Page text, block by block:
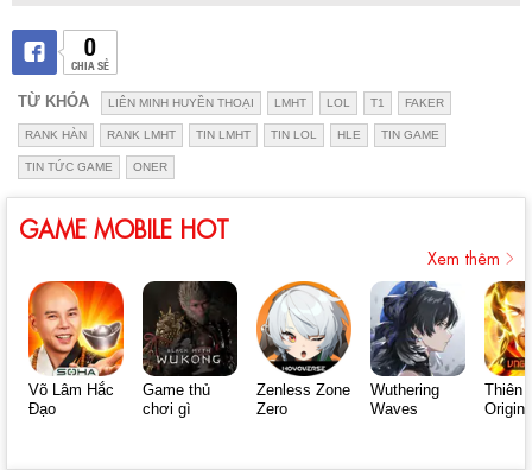
0
CHIA SẺ
TỪ KHÓA LIÊN MINH HUYỀN THOẠI LMHT LOL T1 FAKER
RANK HÀN RANK LMHT TIN LMHT TIN LOL HLE TIN GAME
TIN TỨC GAME ONER
GAME MOBILE HOT
Xem thêm
Võ Lâm Hắc
Đạo
Game thủ
chơi gì
Zenless Zone
Zero
Wuthering
Waves
Thiên
Origin